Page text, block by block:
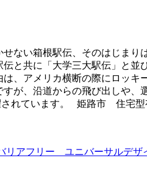
ない箱根駅伝、そのはじまり
と共に「大学三大駅伝」と並
、アメリカ横断の際にロッキ
が、沿道からの飛び出しや、
されています。 姫路市 住宅
リアフリー ユニバーサルデザ